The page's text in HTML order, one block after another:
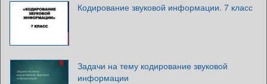
Кодирование звуковой информации. 7 класс
Задачи на тему кодирование звуковой
информации